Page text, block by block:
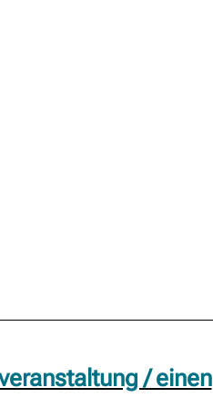
/ einen